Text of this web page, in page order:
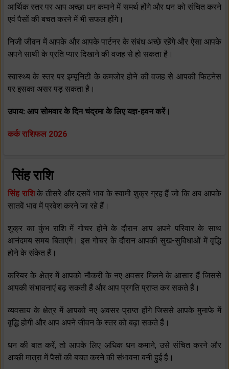
आर्थिक स्‍तर पर आप अच्‍छा धन कमाने में समर्थ होंगे और धन को संचित करने
एवं पैसों की बचत करने में भी सफल होंगे।
निजी जीवन में आपके और आपके पार्टनर के संबंध अच्‍छे रहेंगे और ऐसा आपके
अपने साथी के प्रति प्‍यार दिखाने की वजह से हो सकता है।
स्‍वास्‍थ्‍य के स्‍तर पर इम्‍यूनिटी के कमजोर होने की वजह से आपकी फिटनेस
पर इसका असर पड़ सकता है।
उपाय: आप सोमवार के दिनचंद्रमाके लिए यज्ञ-हवन करें।
कर्क राशिफल 2026
सिंह राशि
सिंह राशिके तीसरे और दसवें भाव के स्‍वामी शुक्र ग्रह हैं जो कि अब आपके
सातवें भाव में प्रवेश करने जा रहे हैं।
शुक्र का कुंभ राशि में गोचर होने के दौरान आप अपने परिवार के साथ
आनंदमय समय बिताएंगे। इस गोचर के दौरान आपकी सुख-सुविधाओं में वृद्धि
होने के संकेत हैं।
करियर के क्षेत्र में आपको नौकरी के नए अवसर मिलने के आसार हैं जिससे
आपकी संभावनाएं बढ़ सकती हैं और आप प्रगति प्राप्‍त कर सकते हैं।
व्‍यवसाय के क्षेत्र में आपको नए अवसर प्राप्‍त होंगे जिससे आपके मुनाफे में
वृद्धि होगी और आप अपने जीवन के स्‍तर को बढ़ा सकते हैं।
धन की बात करें, तो आपके लिए अधिक धन कमाने, उसे संचित करने और
अच्‍छी मात्रा में पैसों की बचत करने की संभावना बनी हुई है।